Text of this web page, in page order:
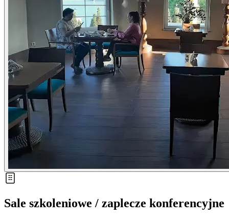
Sale szkoleniowe / zaplecze konferencyjne